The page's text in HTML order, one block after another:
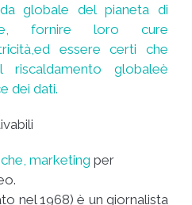
globale del pianetadi
fornire loro cure
ed essere certi che
riscaldamento globaleè
dei dati.
marketing per
nel 1968) è un giornalista